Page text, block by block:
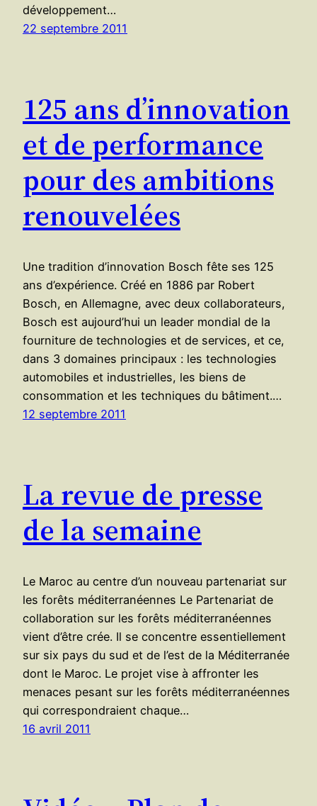
développement…
22 septembre 2011
125 ans d’innovation
et de performance
pour des ambitions
renouvelées
Une tradition d’innovation Bosch fête ses 125
ans d’expérience. Créé en 1886 par Robert
Bosch, en Allemagne, avec deux collaborateurs,
Bosch est aujourd’hui un leader mondial de la
fourniture de technologies et de services, et ce,
dans 3 domaines principaux : les technologies
automobiles et industrielles, les biens de
consommation et les techniques du bâtiment.…
12 septembre 2011
La revue de presse
de la semaine
Le Maroc au centre d’un nouveau partenariat sur
les forêts méditerranéennes Le Partenariat de
collaboration sur les forêts méditerranéennes
vient d’être crée. Il se concentre essentiellement
sur six pays du sud et de l’est de la Méditerranée
dont le Maroc. Le projet vise à affronter les
menaces pesant sur les forêts méditerranéennes
qui correspondraient chaque…
16 avril 2011